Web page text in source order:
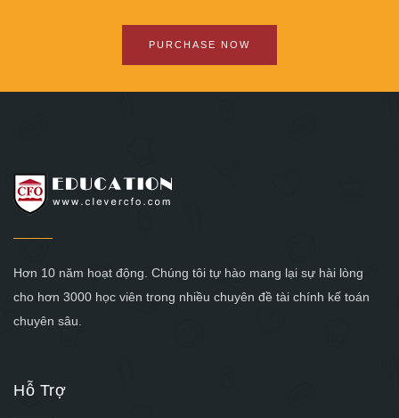
PURCHASE NOW
Hơn 10 năm hoạt động. Chúng tôi tự hào mang lại sự hài lòng
cho hơn 3000 học viên trong nhiều chuyên đề tài chính kế toán
chuyên sâu.
Hỗ Trợ